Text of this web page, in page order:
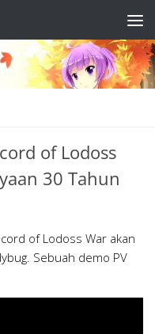
of Lodoss
30 Tahun
of Lodoss War akan
Sebuah demo PV